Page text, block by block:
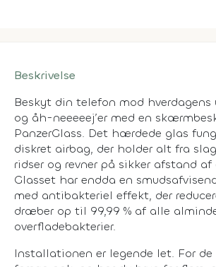
Beskrivelse
Beskyt din telefon mod hverdagens
og åh-neeeeej’er med en
PanzerGlass. Det hærdede glas
diskret airbag, der holder alt fra
ridser og revner på sikker afstand
Glasset har endda en
med antibakteriel effekt, der
dræber op til 99,99 % af alle
overfladebakterier.
Installationen er legende let. For